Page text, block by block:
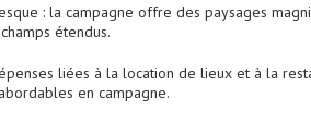
: la campagne offre des paysages
étendus.
liées à la location de lieux et à la
en campagne.